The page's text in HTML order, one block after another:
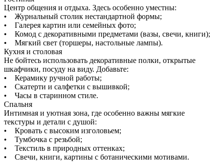
Центр общения и отдыха. Здесь особенно уместны:
• Журнальный столик нестандартной формы;
• Галерея картин или семейных фото;
• Комод с декоративными предметами (вазы, свечи, книги);
• Мягкий свет (торшеры, настольные лампы).
Кухня и столовая
Не бойтесь использовать декоративные полки, открытые
шкафчики, посуду на виду. Добавьте:
• Керамику ручной работы;
• Скатерти и салфетки с вышивкой;
• Часы в старинном стиле.
Спальня
Интимная и уютная зона, где особенно важны мягкие
текстуры и детали с душой:
• Кровать с высоким изголовьем;
• Тумбочка с резьбой;
• Текстиль в природных оттенках;
• Свечи, книги, картины с ботаническими мотивами.